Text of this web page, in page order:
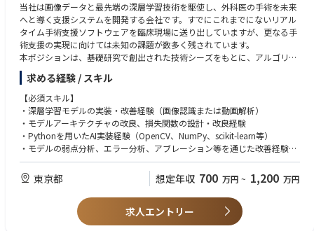
当社は画像データと最先端の深層学習技術を駆使し、外科医の手術を未来
へと導く支援システムを開発する会社です。すでにこれまでにないリアル
タイム手術支援ソフトウェアを臨床現場に送り出していますが、更なる手
術支援の実現に向けては未知の課題が数多く残されています。
本ポジションは、基礎研究で創出された技術シーズをもとに、アルゴリズ
ム開発・モデル改良（応用研究）およびモデルのハイパーパラメータチュ
ーニング・学習/評価/推論・横展開（開発研究）を担うAIエンジニアで
す。外科医からのフィードバックを直接得られる環境で、臨床価値の高い
AIモデルを実装・改善していただきます。
【業務内容】
・画像認識、動画理解等の要素技術を外科内視鏡データへ適用するための
・前処理・後処理・推論パイプラインの改善
・モデルのハイパーパラメータチューニング、学習/評価/推論の実施
・海外展開を含む横展開に向けたアルゴリズム・モデルの改修
・仮説立案、実験設計、評価指標設計、エラー分析を通じたモデル性能の
求める経験 / スキル
【必須スキル】
・深層学習モデルの実装・改善経験（画像認識または動画解析）
・モデルアーキテクチャの改良、損失関数の設計・改良経験
・Pythonを用いたAI実装経験（OpenCV、NumPy、scikit-learn等）
・モデルの弱点分析、エラー分析、アブレーション等を通じた改善経験
・機械学習・深層学習に関する基礎理論の理解
【歓迎スキル】
・医療画像、内視鏡画像、外科領域の動画解析に関する開発経験
・VLM、LLM、マルチモーダルモデルの開発経験
・CUDA、GPGPU、分散学習、推論高速化、メモリ最適化等の経験
東京都 想定年収 700 万円 ~ 1,200 万円
求人エントリー